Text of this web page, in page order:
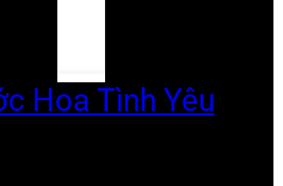
Hoa Tình Yêu